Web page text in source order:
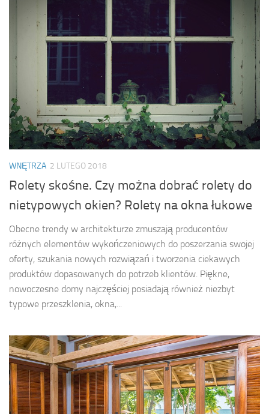
WNĘTRZA 2 LUTEGO 2018
Rolety skośne. Czy można dobrać rolety do
nietypowych okien? Rolety na okna łukowe
Obecne trendy w architekturze zmuszają producentów
różnych elementów wykończeniowych do poszerzania swojej
oferty, szukania nowych rozwiązań i tworzenia ciekawych
produktów dopasowanych do potrzeb klientów. Piękne,
nowoczesne domy najczęściej posiadają również niezbyt
typowe przeszklenia, okna,...